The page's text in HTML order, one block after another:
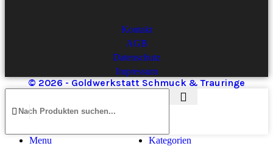
Kontakt
AGB
Datenschutz
Impressum
© 2026 - Goldwerkstatt Schmuck & Trauringe
Menu Kategorien